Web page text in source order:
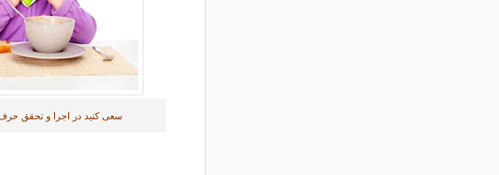
سعی کنید در اجرا و تحقق